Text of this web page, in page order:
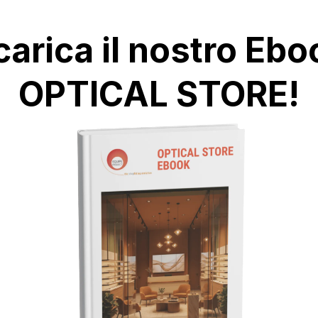
il nostro
OPTICAL STORE!